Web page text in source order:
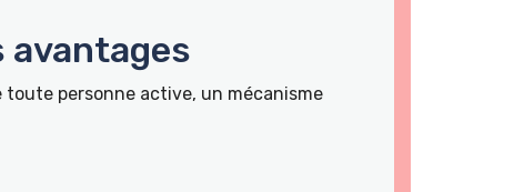
avantages
personne active, un mécanisme